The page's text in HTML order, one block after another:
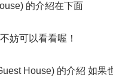
的介紹在下面
妨可以看看喔！
House) 的介紹 如果